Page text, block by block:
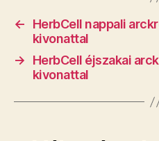
←
HerbCell nappali
kivonattal
→
HerbCell éjszakai
kivonattal